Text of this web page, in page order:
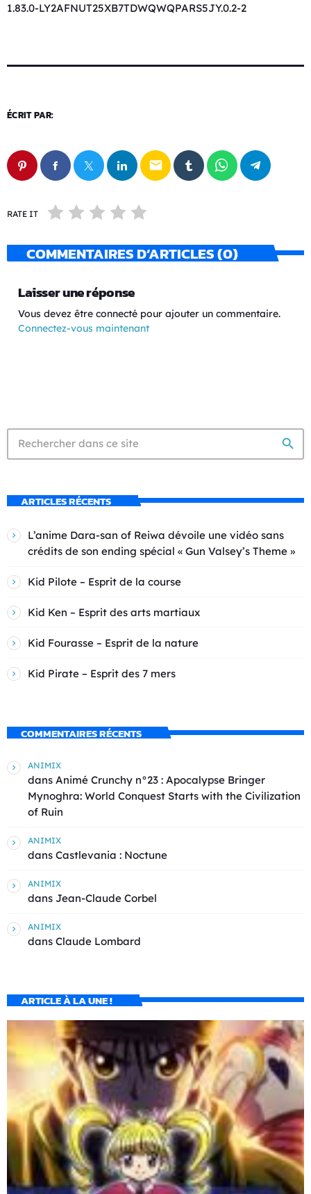
1.83.0-LY2AFNUT25XB7TDWQWQPARS5JY.0.2-2
ÉCRIT PAR:
email
RATE IT
COMMENTAIRES D’ARTICLES (0)
Laisser une réponse
Vous devez être connecté pour ajouter un commentaire.
Connectez-vous maintenant
search
ARTICLES RÉCENTS
L’anime Dara-san of Reiwa dévoile une vidéo sans
crédits de son ending spécial « Gun Valsey’s Theme »
Kid Pilote – Esprit de la course
Kid Ken – Esprit des arts martiaux
Kid Fourasse – Esprit de la nature
Kid Pirate – Esprit des 7 mers
COMMENTAIRES RÉCENTS
ANIMIX
dans Animé Crunchy n°23 : Apocalypse Bringer
Mynoghra: World Conquest Starts with the Civilization
of Ruin
ANIMIX
dans Castlevania : Noctune
ANIMIX
dans Jean-Claude Corbel
ANIMIX
dans Claude Lombard
ARTICLE À LA UNE !